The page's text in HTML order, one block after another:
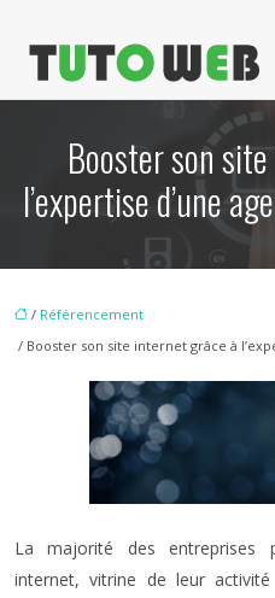
Booster son
l’expertise d’une
/ Référencement
/ Booster son site internet grâce à
La majorité des entreprises
internet, vitrine de leur